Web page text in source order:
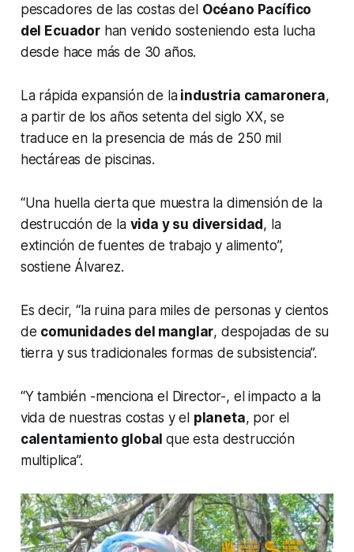
pescadores de las costas del Océano Pacífico
del Ecuadorhan venido sosteniendo esta lucha
desde hace más de 30 años.
La rápida expansión de laindustria camaronera,
a partir de los años setenta del siglo XX, se
traduce en la presencia de más de 250 mil
hectáreas de piscinas.
“Una huella cierta que muestra la dimensión de la
destrucción de la vida y su diversidad, la
extinción de fuentes de trabajo y alimento”,
sostiene Álvarez.
Es decir, “la ruina para miles de personas y cientos
de comunidades del manglar, despojadas de su
tierra y sus tradicionales formas de subsistencia”.
“Y también -menciona el Director-, el impacto a la
vida de nuestras costas y el planeta, por el
calentamiento globalque esta destrucción
multiplica”.